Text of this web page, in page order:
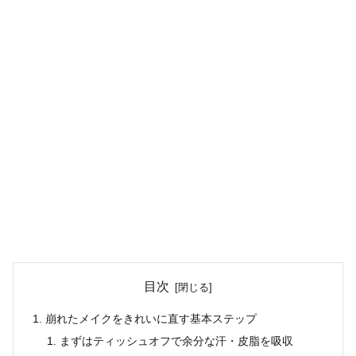
目次
崩れたメイクをきれいに直す基本ステップ
まずはティッシュオフで余分な汗・皮脂を吸収